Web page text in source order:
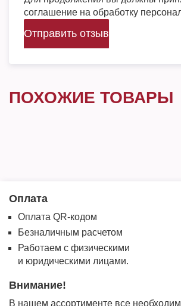
соглашение на обработку
Отправить отзыв
ПОХОЖИЕ ТОВАРЫ
Оплата
Оплата QR-кодом
Безналичным расчетом
Работаем с физическими
и юридическими лицами.
Внимание!
В нашем ассортименте все